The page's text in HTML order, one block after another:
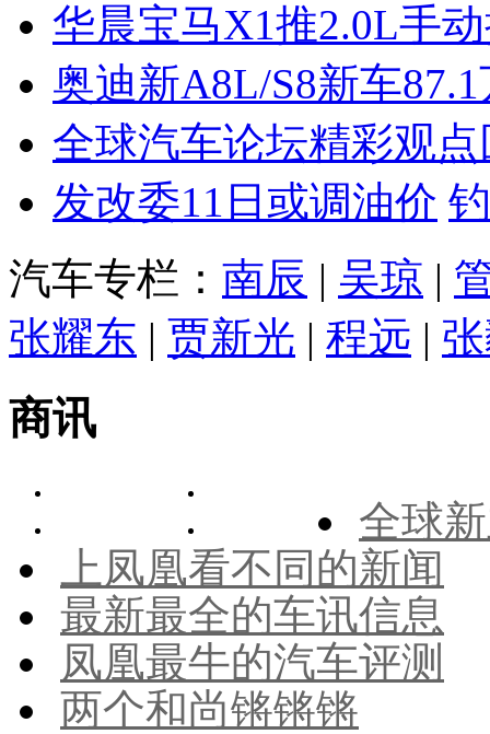
华晨宝马X1推2.0L手
奥迪新A8L/S8新车
全球汽车论坛精彩观点
发改委11日或调油价
汽车专栏： 南辰 | 吴琼 |
张耀东 | 贾新光 | 程远 |
商讯
全球
上凤凰看不同的新闻
最新最全的车讯信息
凤凰最牛的汽车评测
两个和尚锵锵锵